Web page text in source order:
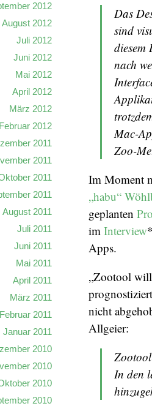
Das
sind
diesem
nach
Mac-
Zoo-
Im Moment
„habu“
geplanten
im Interview
Apps.
„Zootool
nicht
Allgeier:
In den
2012
August 2012
Juli 2012
Juni 2012
Mai 2012
April 2012
März 2012
Februar 2012
2011
2011
2011
2011
August 2011
Juli 2011
Juni 2011
Mai 2011
April 2011
März 2011
Februar 2011
Januar 2011
2010
2010
2010
2010